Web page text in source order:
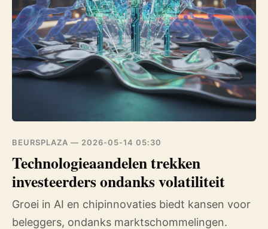
BEURSPLAZA — 2026-05-14 05:30
Technologieaandelen trekken
investeerders ondanks volatiliteit
Groei in AI en chipinnovaties biedt kansen voor
beleggers, ondanks marktschommelingen.